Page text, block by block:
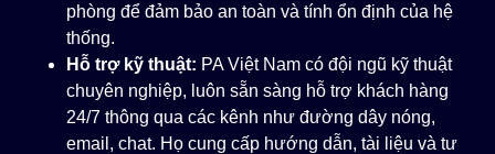
phòng để đảm bảo an toàn và tính ổn định của hệ
thống.
Hỗ trợ kỹ thuật: PA Việt Nam có đội ngũ kỹ thuật
chuyên nghiệp, luôn sẵn sàng hỗ trợ khách hàng
24/7 thông qua các kênh như đường dây nóng,
email, chat. Họ cung cấp hướng dẫn, tài liệu và tư